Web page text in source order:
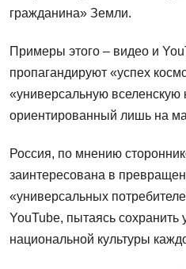
гражданина» Земли.
Примеры этого – видео и
пропагандируют «успех
«универсальную вселенскую
ориентированный лишь на
Россия, по мнению
заинтересована в
«универсальных
YouTube, пытаясь сохранить
национальной культуры